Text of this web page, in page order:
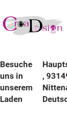
Besuche
uns in
unserem
Laden
,
KINDER WANDUHR
ROT